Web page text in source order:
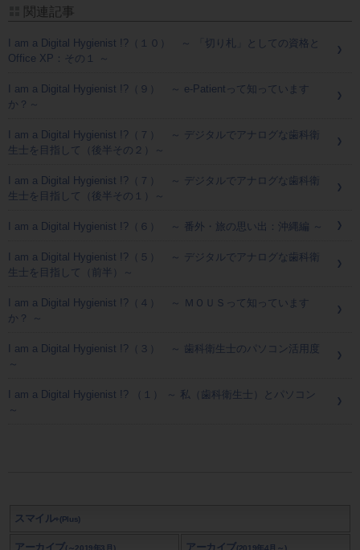
関連記事
I am a Digital Hygienist !?（１０） ～ 「切り札」としての資格と
Office XP：その１ ～
I am a Digital Hygienist !?（９） ～ e-Patientって知っています
か？～
I am a Digital Hygienist !?（７） ～ デジタルでアナログな歯科衛
生士を目指して（後半その２）～
I am a Digital Hygienist !?（７） ～ デジタルでアナログな歯科衛
生士を目指して（後半その１）～
I am a Digital Hygienist !?（６） ～ 番外・旅の思い出：沖縄編 ～
I am a Digital Hygienist !?（５） ～ デジタルでアナログな歯科衛
生士を目指して（前半）～
I am a Digital Hygienist !?（４） ～ ＭＯＵＳって知っています
か？ ～
I am a Digital Hygienist !?（３） ～ 歯科衛生士のパソコン活用度
～
I am a Digital Hygienist !? （１） ～ 私（歯科衛生士）とパソコン
～
スマイル+(Plus)
アーカイブ(～2019年3月) アーカイブ(2019年4月～)